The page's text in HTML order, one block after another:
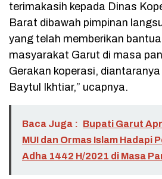
terimakasih kepada Dinas
Barat dibawah pimpinan
yang telah memberikan
masyarakat Garut di masa
Gerakan koperasi,
Baytul Ikhtiar,” ucapnya.
Baca Juga : Bupati Garut
MUI dan Ormas Islam Hadapi
Adha 1442 H/2021 di Masa